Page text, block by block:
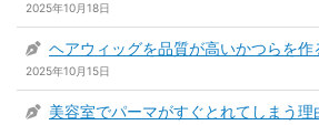
2025年10月18日
ヘアウィッグを品質が高いかつらを作
2025年10月15日
美容室でパーマがすぐとれてしまう理